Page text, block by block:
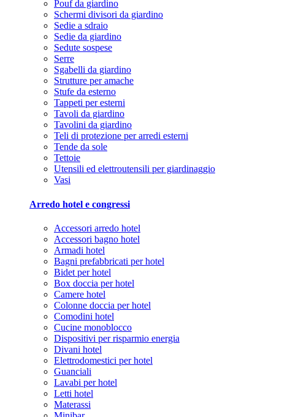
Pouf da giardino
Schermi divisori da giardino
Sedie a sdraio
Sedie da giardino
Sedute sospese
Serre
Sgabelli da giardino
Strutture per amache
Stufe da esterno
Tappeti per esterni
Tavoli da giardino
Tavolini da giardino
Teli di protezione per arredi esterni
Tende da sole
Tettoie
Utensili ed elettroutensili per giardinaggio
Vasi
Arredo hotel e congressi
Accessori arredo hotel
Accessori bagno hotel
Armadi hotel
Bagni prefabbricati per hotel
Bidet per hotel
Box doccia per hotel
Camere hotel
Colonne doccia per hotel
Comodini hotel
Cucine monoblocco
Dispositivi per risparmio energia
Divani hotel
Elettrodomestici per hotel
Guanciali
Lavabi per hotel
Letti hotel
Materassi